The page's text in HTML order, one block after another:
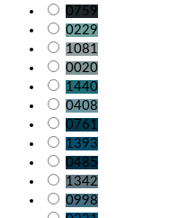
0759
0229
1081
0020
1440
0408
0761
1393
0485
1342
0998